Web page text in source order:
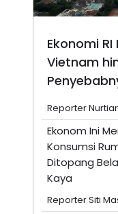
Ekonomi
Vietnam
Reporter
Ekonom Ini
Konsumsi
Ditopang
Kaya
Reporter Siti